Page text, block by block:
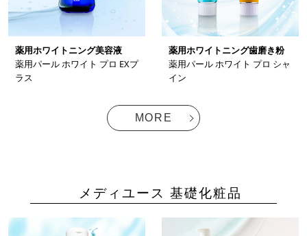
薬用ホワイトニング美容液
薬用パール ホワイト プロ EXプ
ラス
薬用ホワイトニング歯磨き粉
薬用パール ホワイト プロ シャ
イン
MORE
メディユース 基礎化粧品